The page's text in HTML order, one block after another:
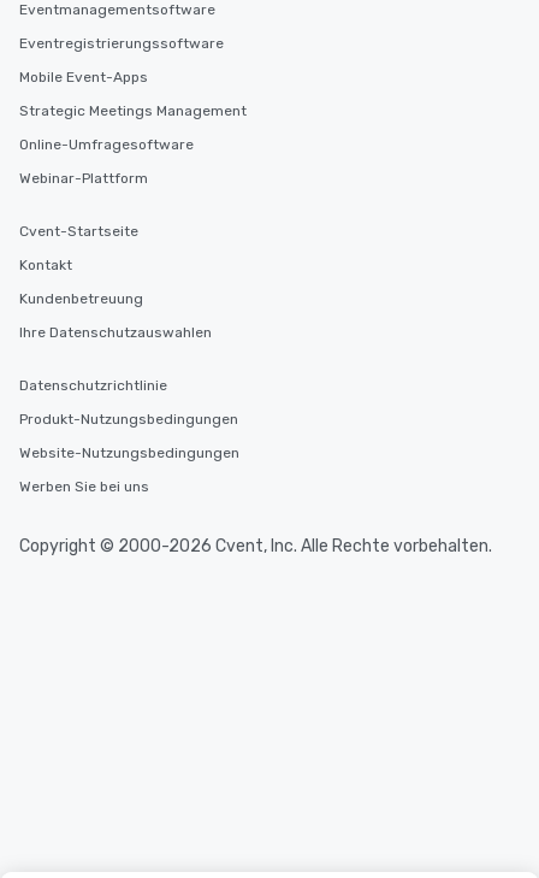
Eventmanagementsoftware
Eventregistrierungssoftware
Mobile Event-Apps
Strategic Meetings Management
Online-Umfragesoftware
Webinar-Plattform
Cvent-Startseite
Kontakt
Kundenbetreuung
Ihre Datenschutzauswahlen
Datenschutzrichtlinie
Produkt-Nutzungsbedingungen
Website-Nutzungsbedingungen
Werben Sie bei uns
Copyright © 2000-2026 Cvent, Inc. Alle Rechte vorbehalten.